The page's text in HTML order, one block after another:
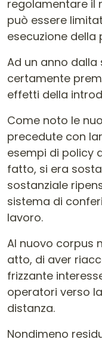
regolamentare il
può essere
esecuzione della
Ad un anno
certamente
effetti della
Come noto le
precedute con
esempi di policy
fatto, si era
sostanziale
sistema di
lavoro.
Al nuovo corpus
atto, di aver
frizzante
operatori verso
distanza.
Nondimeno